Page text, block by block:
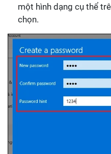
một hình dạng cụ thể
chọn.